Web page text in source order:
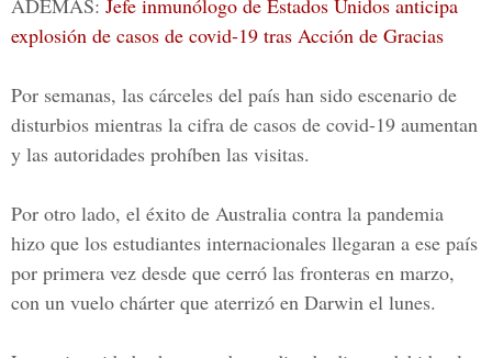
ADEMÁS: Jefe inmunólogo de Estados Unidos anticipa
explosión de casos de covid-19 tras Acción de Gracias
Por semanas, las cárceles del país han sido escenario de
disturbios mientras la cifra de casos de covid-19 aumentan
y las autoridades prohíben las visitas.
Por otro lado, el éxito de Australia contra la pandemia
hizo que los estudiantes internacionales llegaran a ese país
por primera vez desde que cerró las fronteras en marzo,
con un vuelo chárter que aterrizó en Darwin el lunes.